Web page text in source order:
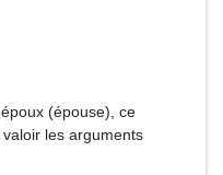
(épouse), ce
les arguments